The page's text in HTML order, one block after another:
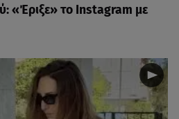
«Έριξε» το Instagram με